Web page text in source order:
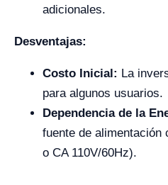
adicionales.
Desventajas:
Costo Inicial: La
para algunos usuarios.
Dependencia de la
fuente de alimentación
o CA 110V/60Hz).